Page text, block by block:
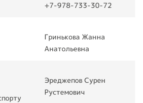
+7-978-733-30-72
Гринькова Жанна
Анатольевна
Эреджепов Сурен
Рустемович